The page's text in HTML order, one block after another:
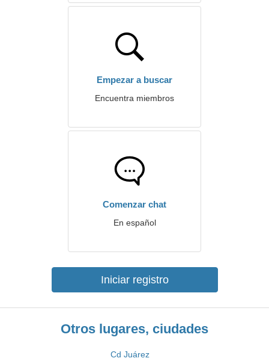
Empezar a buscar
Encuentra miembros
Comenzar chat
En español
Iniciar registro
Otros lugares, ciudades
Cd Juárez